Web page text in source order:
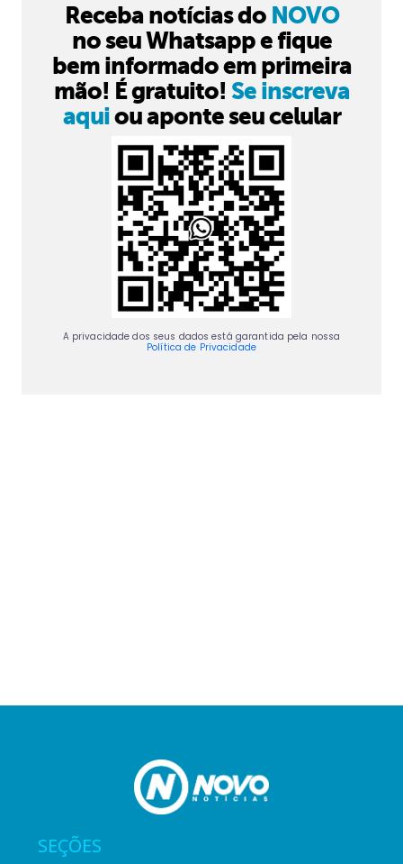
Receba notícias do NOVO
no seu Whatsapp e fique
bem informado em primeira
mão! É gratuito! Se inscreva
aquiou aponte seu celular
A privacidade dos seus dados está garantida pela nossa
Política de Privacidade
SEÇÕES